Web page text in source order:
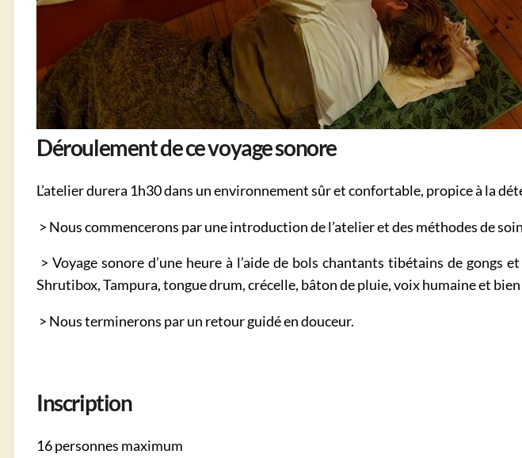
Déroulement de ce voyage sonore
L’atelier durera 1h30 dans un environnement sûr et confortable, propice à la
> Nous commencerons par une introduction de l’atelier et des méthodes de
> Voyage sonore d’une heure à l’aide de bols chantants tibétains de
Shrutibox, Tampura, tongue drum, crécelle, bâton de pluie, voix humaine et
> Nous terminerons par un retour guidé en douceur.
Inscription
16 personnes maximum